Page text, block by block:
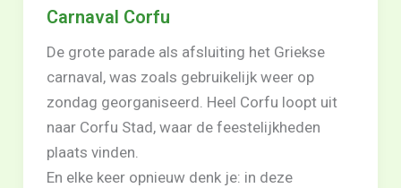
Carnaval Corfu
De grote parade als afsluiting het Griekse
carnaval, was zoals gebruikelijk weer op
zondag georganiseerd. Heel Corfu loopt uit
naar Corfu Stad, waar de feestelijkheden
plaats vinden.
En elke keer opnieuw denk je: in deze